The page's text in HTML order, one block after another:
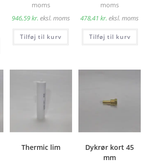
moms
946,59kr. eksl. moms
Tilføj til kurv
moms
478,41kr. eksl. moms
Tilføj til kurv
Thermic lim
Dykrør kort 45
mm